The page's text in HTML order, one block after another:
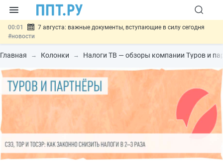
00:01
7 августа: важные документы, вступающие в силу сегодня
#новости
06.08 Минпромторг предложил запретить смешанные лоты
электроники в госзакупках#новости
недружественных стран#новости
06.08 Возврат денег за риелторские услуги при недействительных
сделках: инициатива
#новости
Обеспечительный платёж СПОТ могут заменить
банковской гарантией
Главная Колонки Налоги ТВ — обзоры компании Туров и